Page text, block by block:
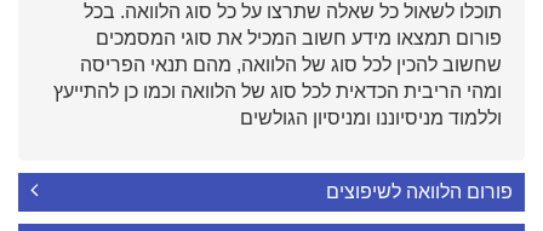
תוכלו לשאול כל שאלה שתרצו על כל סוג הלוואה. בכל
פורום תמצאו מידע חשוב המכיל את סוגי המסמכים
שחשוב להכין לכל סוג של הלוואה, מהם תנאי הפריסה
ומהי הריבית הכדאית לכל סוג של הלוואה וכמו כן להתייעץ
וללמוד מניסיוננו ומניסיון הגולשים
פורום הלוואה לשיפוצים